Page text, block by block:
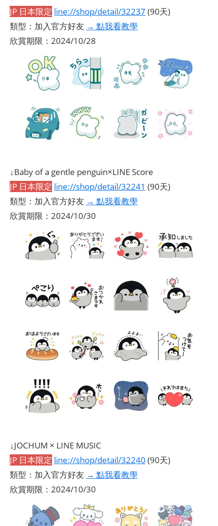
JP 日本限定 line://shop/detail/32237 (90天)
類型：加入官方好友 → 點我看教學
欣賞期限：2024/10/28
↓Baby of a gentle penguin×LINE Score
JP 日本限定 line://shop/detail/32241 (90天)
類型：加入官方好友 → 點我看教學
欣賞期限：2024/10/30
↓JOCHUM × LINE MUSIC
JP 日本限定 line://shop/detail/32240 (90天)
類型：加入官方好友 → 點我看教學
欣賞期限：2024/10/30